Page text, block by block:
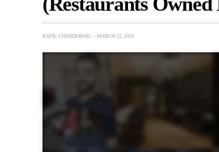
KAPIL CHANDERWAL MARCH 22, 2019